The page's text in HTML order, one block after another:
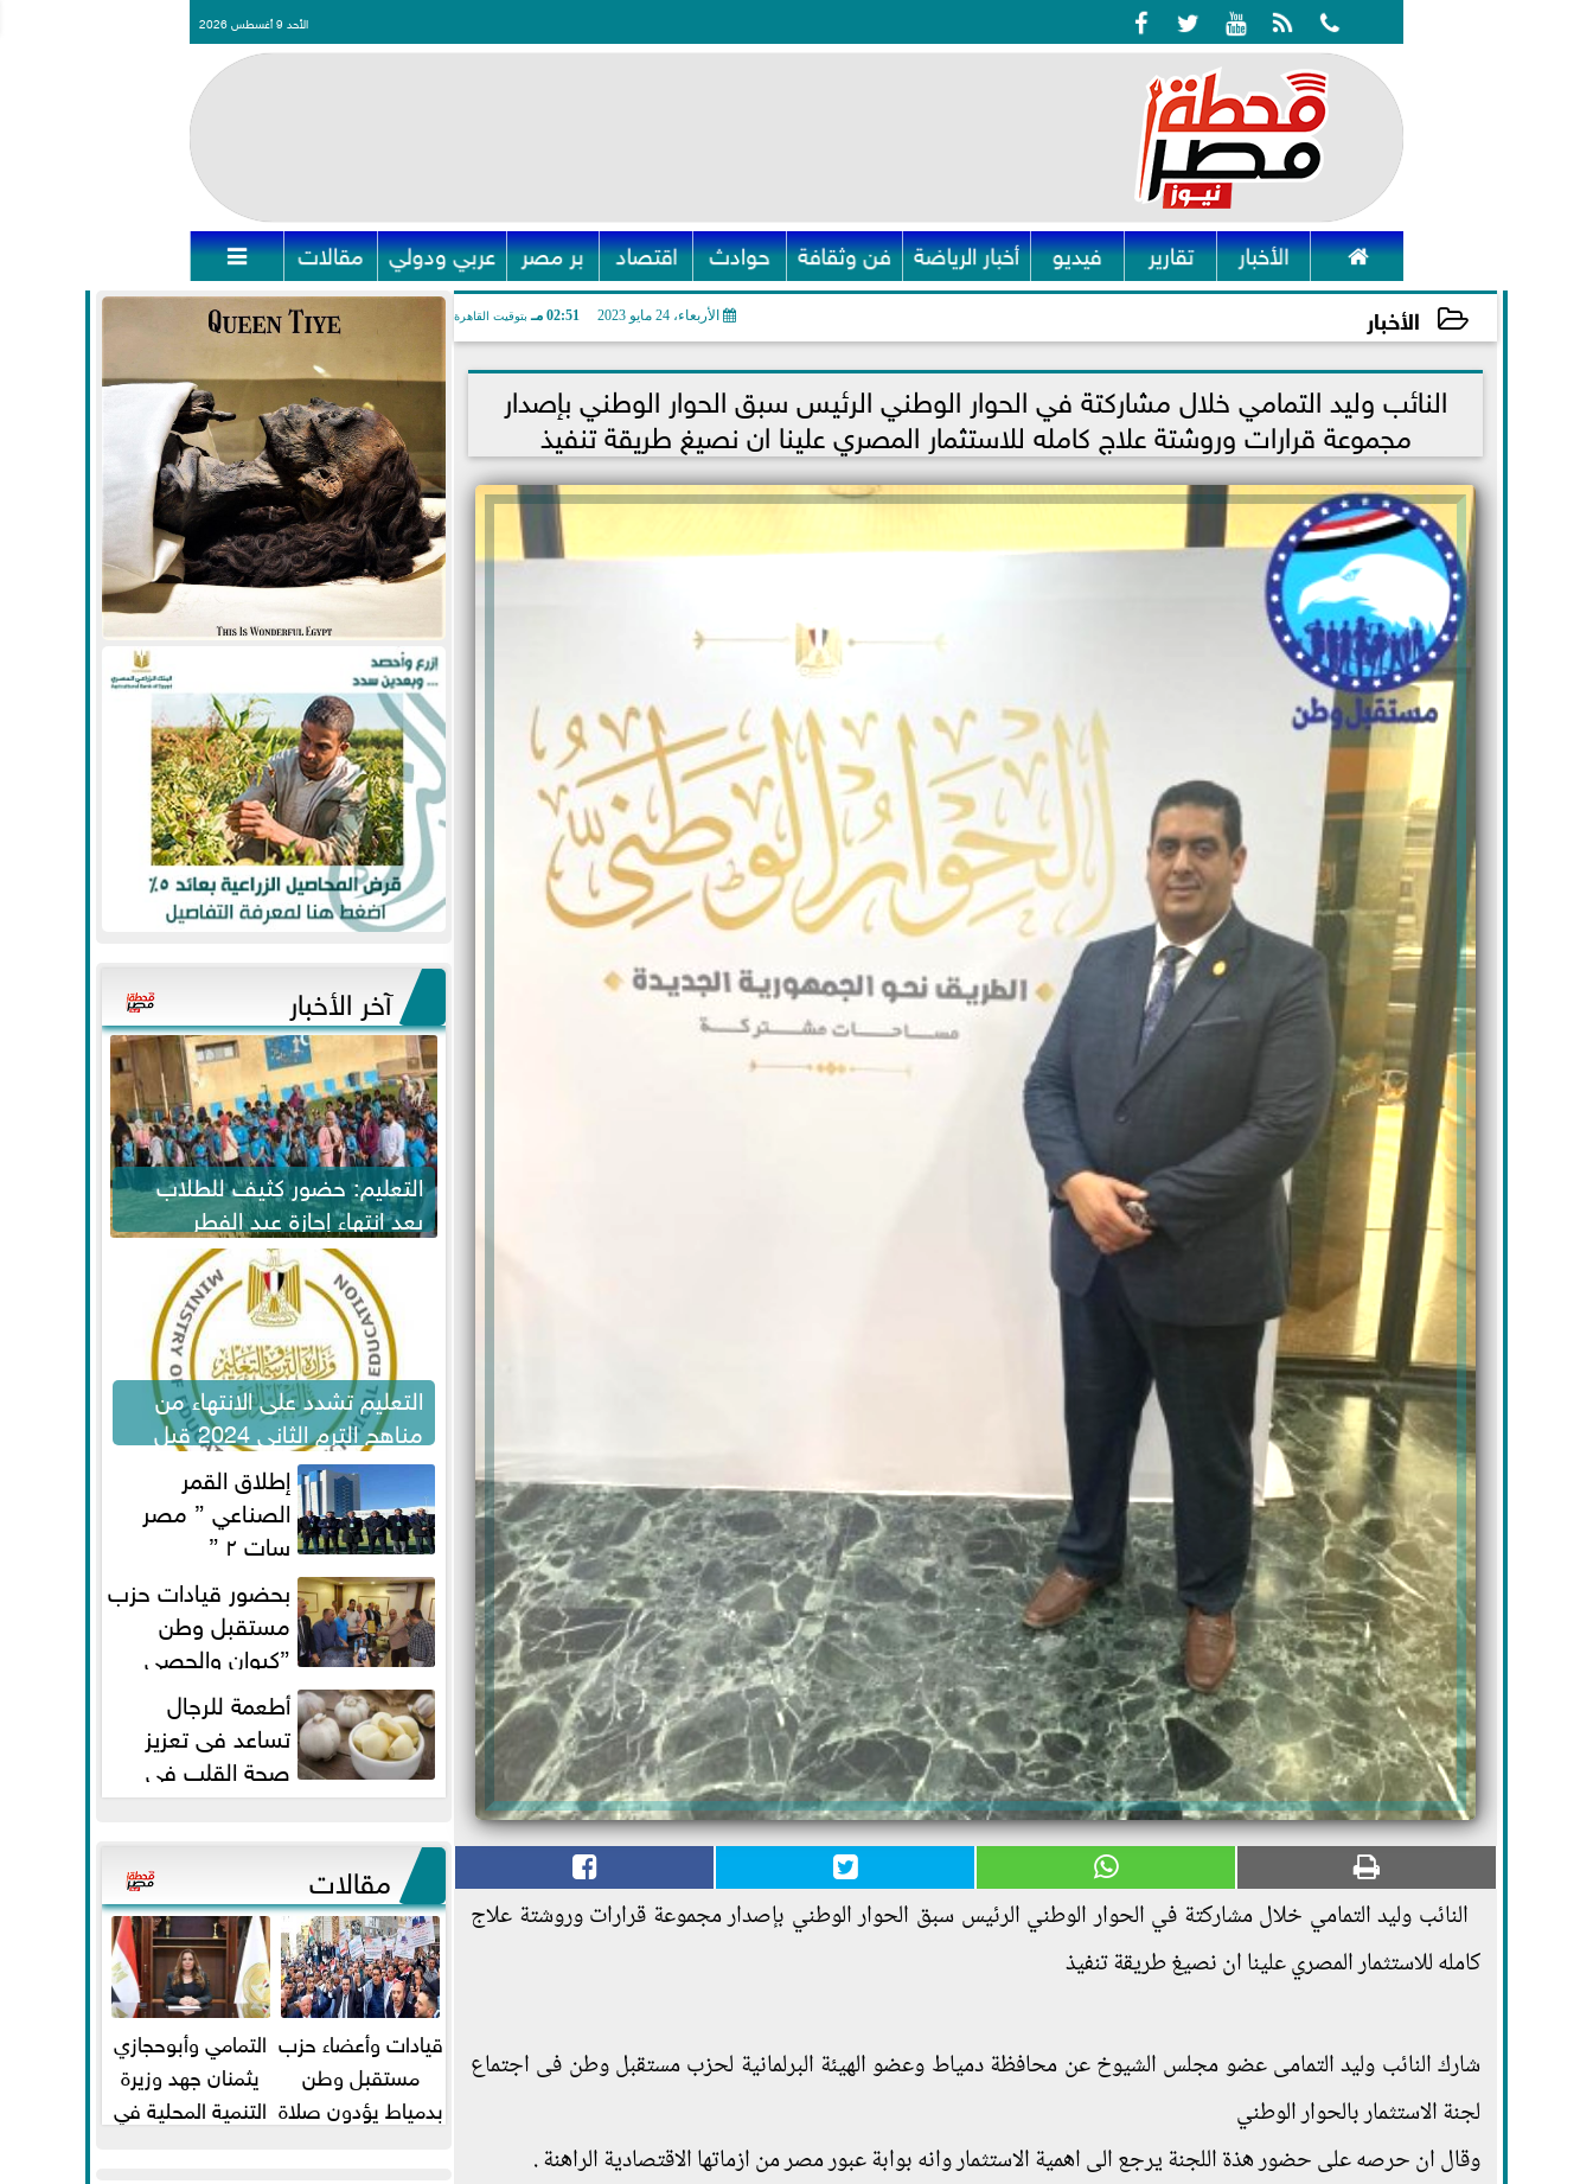
     الأحد 9 أغسطس 2026
 الأخبار تقارير فيديو أخبار الرياضة فن وثقافة حوادث اقتصاد بر مصر عربي ودولي مقالات 
الأخبار الأربعاء، 24 مايو 2023 02:51 مـ بتوقيت القاهرة
2023-05-24 14:51:04النائب وليد التمامي خلال مشاركتة في الحوار الوطني الرئيس سبق الحوار الوطني بإصدار
مجموعة قرارات وروشتة علاج كامله للاستثمار المصري علينا ان نصيغ طريقة تنفيذ
النائب وليد التمامي خلال مشاركتة في الحوار الوطني الرئيس سبق الحوار الوطني بإصدار مجموعة قرارات وروشتة علاج
كامله للاستثمار المصري علينا ان نصيغ طريقة تنفيذ
شارك النائب وليد التمامى عضو مجلس الشيوخ عن محافظة دمياط وعضو الهيئة البرلمانية لحزب مستقبل وطن فى اجتماع
لجنة الاستثمار بالحوار الوطني
وقال ان حرصه على حضور هذة اللجنة يرجع الى اهمية الاستثمار وانه بوابة عبور مصر من ازماتها الاقتصادية الراهنة .
آخر الأخبار
التعليم: حضور كثيف للطلاب
بعد انتهاء إجازة عيد الفطر
لاستكمال المناهج
التعليم تشدد على الانتهاء من
مناهج الترم الثاني 2024 قبل
الامتحانات
إطلاق القمر
الصناعي ” مصر
سات ٢ ”
بحضور قيادات حزب
مستقبل وطن
”كيوان والحصي
والتمامي وابوحجازي وعيسي” أمانه
كفر...
أطعمة للرجال
تساعد فى تعزيز
صحة القلب فى
سن الأربعين
مقالات
قيادات وأعضاء حزب
مستقبل وطن
بدمياط يؤدون صلاة
التمامي وأبوحجازي
يثمنان جهد وزيرة
التنمية المحلية في